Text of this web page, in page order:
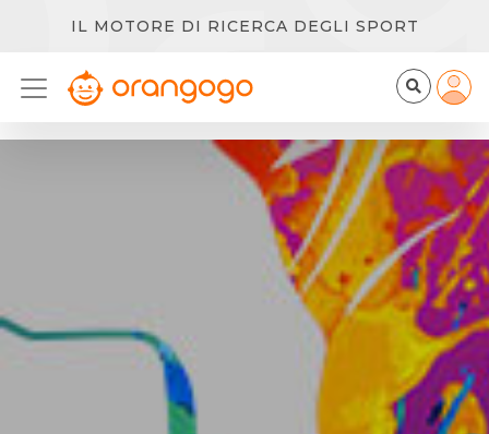
IL MOTORE DI RICERCA DEGLI SPORT